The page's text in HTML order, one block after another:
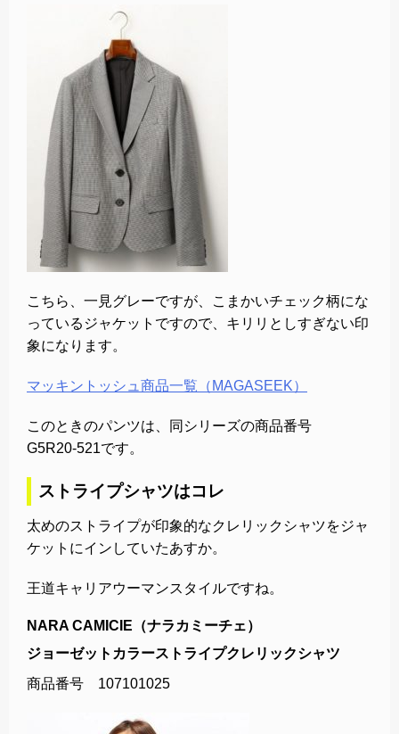
こちら、一見グレーですが、こまかいチェック柄にな
っているジャケットですので、キリリとしすぎない印
象になります。
マッキントッシュ商品一覧（MAGASEEK）
このときのパンツは、同シリーズの商品番号
G5R20-521です。
ストライプシャツはコレ
太めのストライプが印象的なクレリックシャツをジャ
ケットにインしていたあすか。
王道キャリアウーマンスタイルですね。
NARA CAMICIE（ナラカミーチェ）
ジョーゼットカラーストライプクレリックシャツ
商品番号 107101025